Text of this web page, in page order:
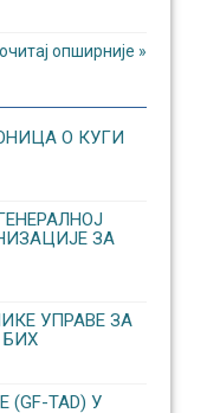
опширније »
О КУГИ
ЗА
УПРАВЕ ЗА
TAD) У